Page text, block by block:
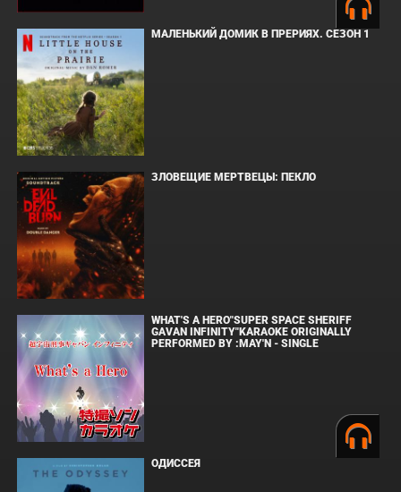
МАЛЕНЬКИЙ ДОМИК В ПРЕРИЯХ. СЕЗОН 1
ЗЛОВЕЩИЕ МЕРТВЕЦЫ: ПЕКЛО
WHAT'S A HERO"SUPER SPACE SHERIFF
GAVAN INFINITY"KARAOKE ORIGINALLY
PERFORMED BY :MAY'N - SINGLE
ОДИССЕЯ